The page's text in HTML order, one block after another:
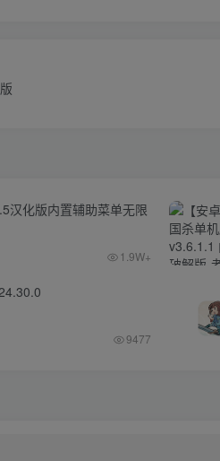
汉化版内置辅助菜单无限
1.9W+
9477